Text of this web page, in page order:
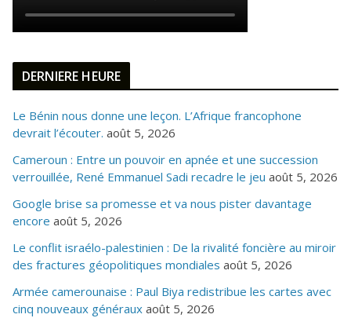
DERNIERE HEURE
Le Bénin nous donne une leçon. L’Afrique francophone
devrait l’écouter. août 5, 2026
Cameroun : Entre un pouvoir en apnée et une succession
verrouillée, René Emmanuel Sadi recadre le jeu août 5, 2026
Google brise sa promesse et va nous pister davantage
encore août 5, 2026
Le conflit israélo-palestinien : De la rivalité foncière au miroir
des fractures géopolitiques mondiales août 5, 2026
Armée camerounaise : Paul Biya redistribue les cartes avec
cinq nouveaux généraux août 5, 2026